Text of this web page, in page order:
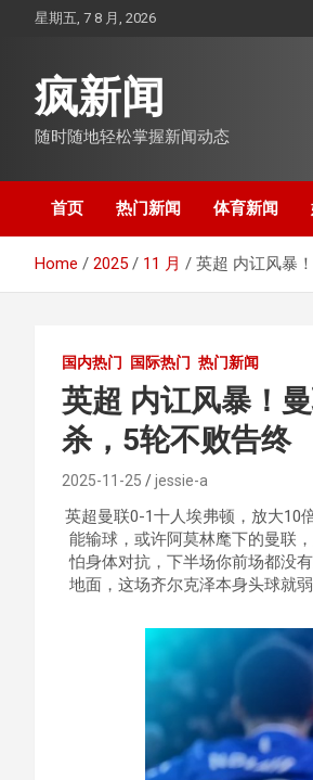
星期五, 7 8 月, 2026
疯新闻
随时随地轻松掌握新闻动态
首页 热门新闻 体育新闻
Home 2025 11 月 英超 内讧风暴
国内热门 国际热门 热门新闻
英超 内讧风暴！
杀，5轮不败告终
2025-11-25 jessie-a
英超曼联0-1十人埃弗顿，放大10
能输球，或许阿莫林麾下的曼联
怕身体对抗，下半场你前场都没
地面，这场齐尔克泽本身头球就